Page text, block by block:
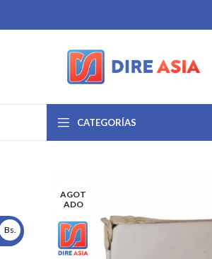
CATEGORÍAS
AGOT
ADO
Bs.